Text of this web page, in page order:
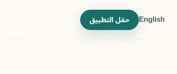
English حمّل التطبيق